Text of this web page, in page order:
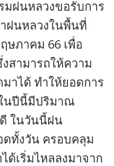
ฝนหลวงขอรับการ
ฝนหลวงในพื้นที่
ษภาคม 66 เพื่อ
สามารถให้ความ
าได้ ทำให้ยอดการ
นปีนี้มีปริมาณ
ในวันนี้ฝน
ดทั้งวัน ครอบคลุม
เริ่มไหลลงมาจาก